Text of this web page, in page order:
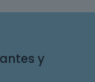
y